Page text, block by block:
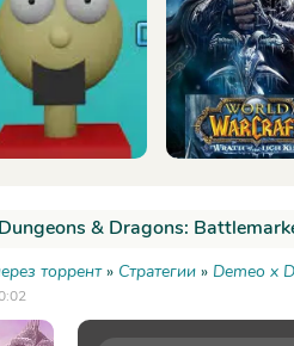
& Dragons:
торрент» Стратегии » Demeo x